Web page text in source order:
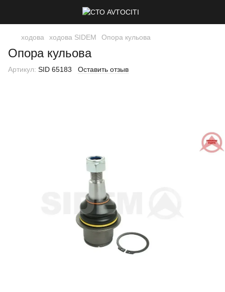
ходова ходова SIDEM Опора кульова
Опора кульова
Артикул: SID 65183 Оставить отзыв